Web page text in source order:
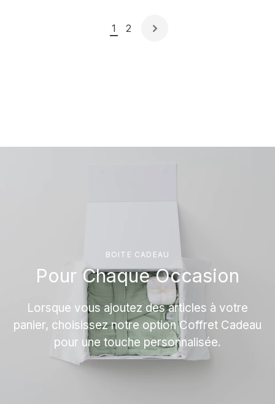
1 2
BOITE CADEAU
Pour Chaque Occasion
Lorsque vous ajoutez des articles à votre
panier, choisissez notre option Coffret Cadeau
pour une touche personnalisée.